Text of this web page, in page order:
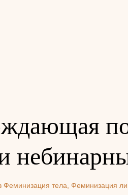
Феминизация тела Феминизация